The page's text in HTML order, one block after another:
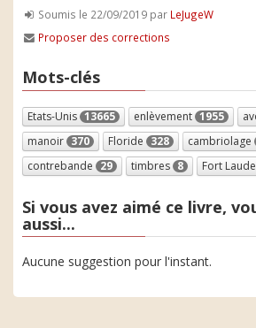
Soumis le 22/09/2019 par LeJugeW
Proposer des corrections
Mots-clés
Etats-Unis 13665 enlèvement 1955
manoir 370 Floride 328 cambriolage
contrebande 29 timbres 8 Fort
Si vous avez aimé ce livre,
aussi...
Aucune suggestion pour l'instant.